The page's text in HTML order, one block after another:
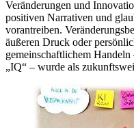
Veränderungen und
positiven Narrativen und
vorantreiben.
äußeren Druck oder
gemeinschaftlichem
„IQ“ – wurde als